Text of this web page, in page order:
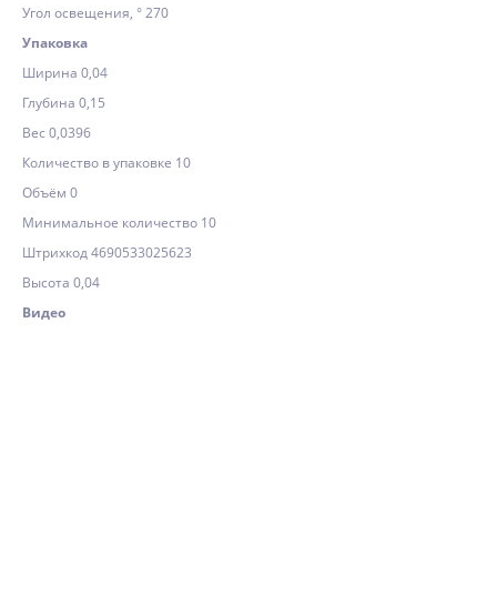
Угол освещения, ° 270
Упаковка
Ширина 0,04
Глубина 0,15
Вес 0,0396
Количество в упаковке 10
Объём 0
Минимальное количество 10
Штрихкод 4690533025623
Высота 0,04
Видео